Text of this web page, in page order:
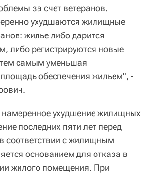
за счет ветеранов.
ухудшаются жилищные
жилье либо дарится
либо регистрируются новые
самым уменьшая
обеспечения жильем", -
ухудшение жилищных
последних пяти лет перед
соответствии с жилищным
основанием для отказа в
жилого помещения. При